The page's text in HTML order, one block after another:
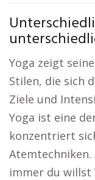
Yoga zeigt
Stilen, die sich
Ziele und
Yoga ist eine
konzentriert
Atemtechniken.
immer du willst